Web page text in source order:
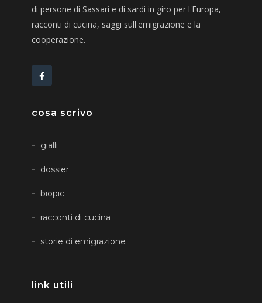
di persone di Sassari e di sardi in giro per l'Europa,
racconti di cucina, saggi sull'emigrazione e la
cooperazione.
cosa scrivo
gialli
dossier
biopic
racconti di cucina
storie di emigrazione
link utili